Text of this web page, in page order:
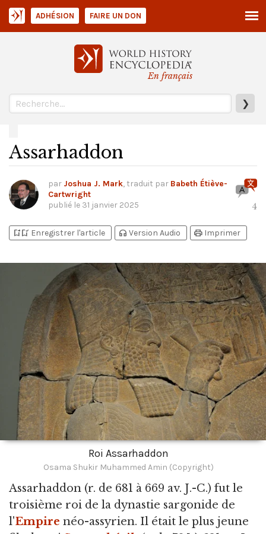
En français
❯
ADHÉSION FAIRE UN DON
Assarhaddon
par Joshua J. Mark, traduit par Babeth Étiève-
Cartwright
publié le 31 janvier 2025 4
bookmark_addbookmark_added Enregistrer l'article headphones Version Audio print Imprimer
Roi Assarhaddon
Osama Shukir Muhammed Amin (Copyright)
Assarhaddon (r. de 681 à 669 av. J.-C.) fut le
troisième roi de la dynastie sargonide de
l'Empire néo-assyrien. Il était le plus jeune